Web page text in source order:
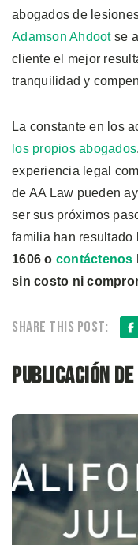
abogados de
Adamson Ahdootse
cliente el mejor
tranquilidad y
La constante en los
los propios abogados
experiencia legal
de AA Law pueden
ser sus próximos
familia han resultado
1606 o contáctenos
sin costo ni
Share this post:
Publicación